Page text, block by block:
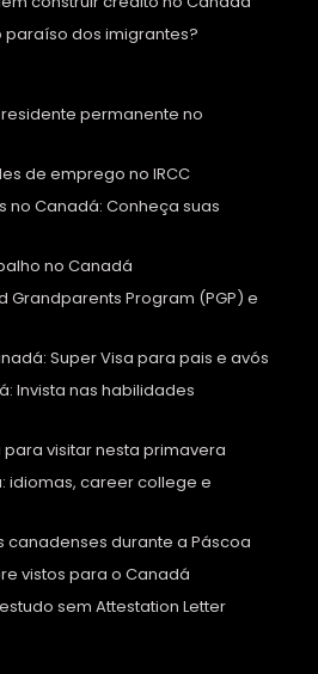
paraíso dos imigrantes?
permanente no
de emprego no IRCC
no Canadá: Conheça suas
no Canadá
Grandparents Program (PGP) e
Super Visa para pais e avós
Invista nas habilidades
visitar nesta primavera
idiomas, career college e
canadenses durante a Páscoa
vistos para o Canadá
sem Attestation Letter